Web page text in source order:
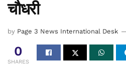
चौधरी
by Page 3 News International Desk
0
SHARES